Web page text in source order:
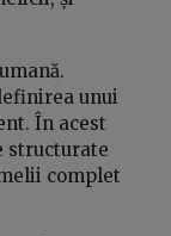
unui
În acest
structurate
complet